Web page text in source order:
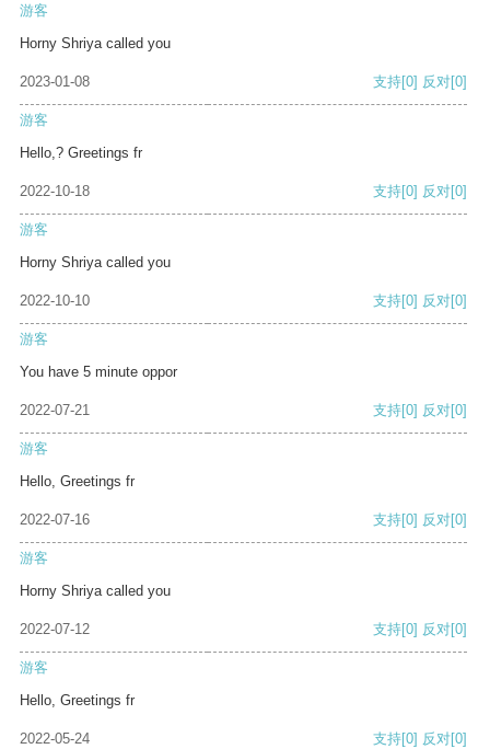
游客
Horny Shriya called you
2023-01-08 支持[0] 反对[0]
游客
Hello,? Greetings fr
2022-10-18 支持[0] 反对[0]
游客
Horny Shriya called you
2022-10-10 支持[0] 反对[0]
游客
You have 5 minute oppor
2022-07-21 支持[0] 反对[0]
游客
Hello, Greetings fr
2022-07-16 支持[0] 反对[0]
游客
Horny Shriya called you
2022-07-12 支持[0] 反对[0]
游客
Hello, Greetings fr
2022-05-24 支持[0] 反对[0]